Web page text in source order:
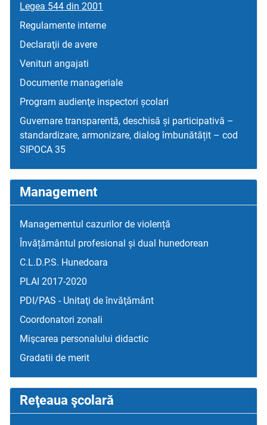
Legea 544 din 2001
Regulamente interne
Declaraţii de avere
Venituri angajati
Documente manageriale
Program audienţe inspectori școlari
Guvernare transparentă, deschisă și participativă –
standardizare, armonizare, dialog îmbunătățit – cod
SIPOCA 35
Management
Managementul cazurilor de violență
Învățământul profesional și dual hunedorean
C.L.D.P.S. Hunedoara
PLAI 2017-2020
PDI/PAS - Unitaţi de învăţământ
Coordonatori zonali
Mişcarea personalului didactic
Gradatii de merit
Reţeaua şcolară